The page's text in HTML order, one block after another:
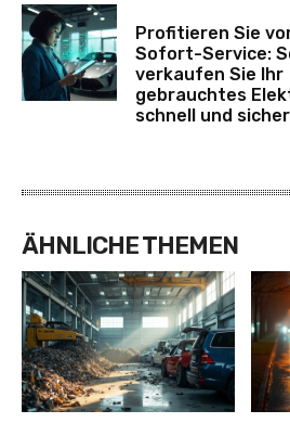
Profitieren Sie
Sofort-Service:
verkaufen Sie Ihr
gebrauchtes
schnell und sicher
ÄHNLICHE THEMEN